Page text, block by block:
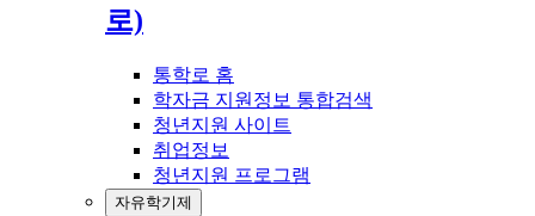
로)
통학로 홈
학자금 지원정보 통합검색
청년지원 사이트
취업정보
청년지원 프로그램
자유학기제